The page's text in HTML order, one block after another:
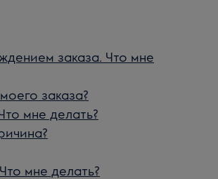
заказа. Что мне
заказа?
мне делать?
мне делать?